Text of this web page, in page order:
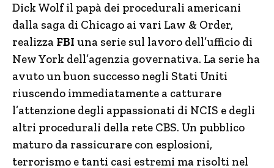
Dick Wolf il papà dei procedurali americani
dalla saga di Chicago ai vari Law & Order,
realizza FBI una serie sul lavoro dell’ufficio di
New York dell’agenzia governativa. La serie ha
avuto un buon successo negli Stati Uniti
riuscendo immediatamente a catturare
l’attenzione degli appassionati di NCIS e degli
altri procedurali della rete CBS. Un pubblico
maturo da rassicurare con esplosioni,
terrorismo e tanti casi estremi ma risolti nel